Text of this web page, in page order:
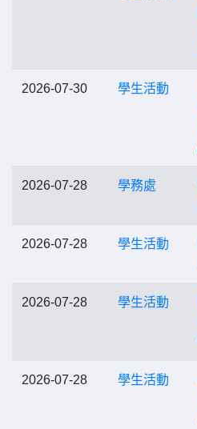
2026-07-30 學生活動
2026-07-28 學務處
2026-07-28 學生活動
2026-07-28 學生活動
2026-07-28 學生活動